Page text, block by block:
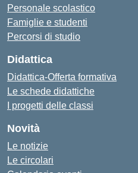
Personale scolastico
Famiglie e studenti
Percorsi di studio
Didattica
Didattica-Offerta formativa
Le schede didattiche
I progetti delle classi
Novità
Le notizie
Le circolari